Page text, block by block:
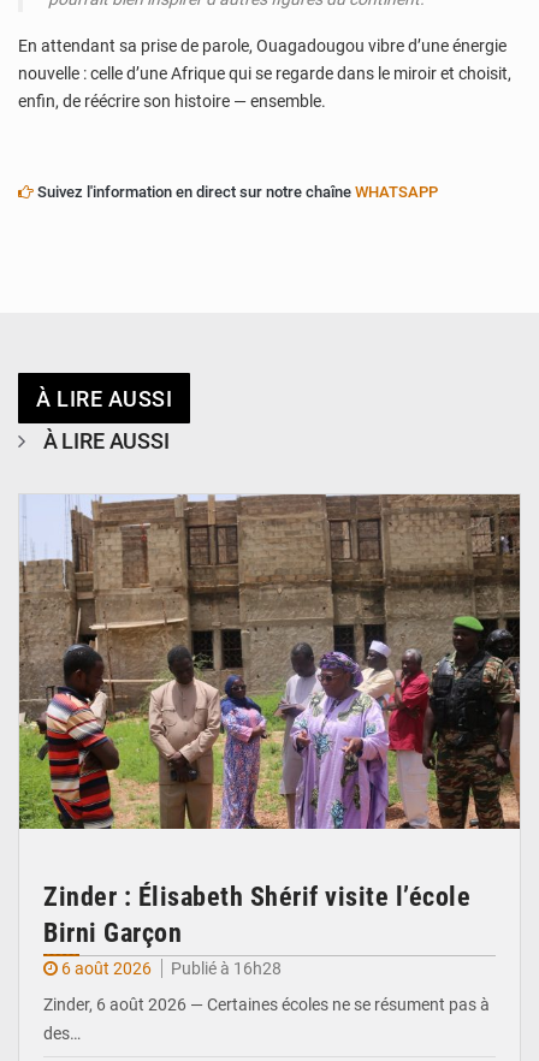
En attendant sa prise de parole, Ouagadougou vibre d’une énergie
nouvelle : celle d’une Afrique qui se regarde dans le miroir et choisit,
enfin, de réécrire son histoire — ensemble.
Suivez l'information en direct sur notre chaîne WHATSAPP
À LIRE AUSSI
À LIRE AUSSI
Zinder : Élisabeth Shérif visite l’école
Birni Garçon
6 août 2026
Publié à 16h28
Zinder, 6 août 2026 — Certaines écoles ne se résument pas à
des…